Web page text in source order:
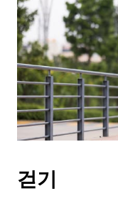
살
표
키
를
눌
러
날
짜
하
걷기